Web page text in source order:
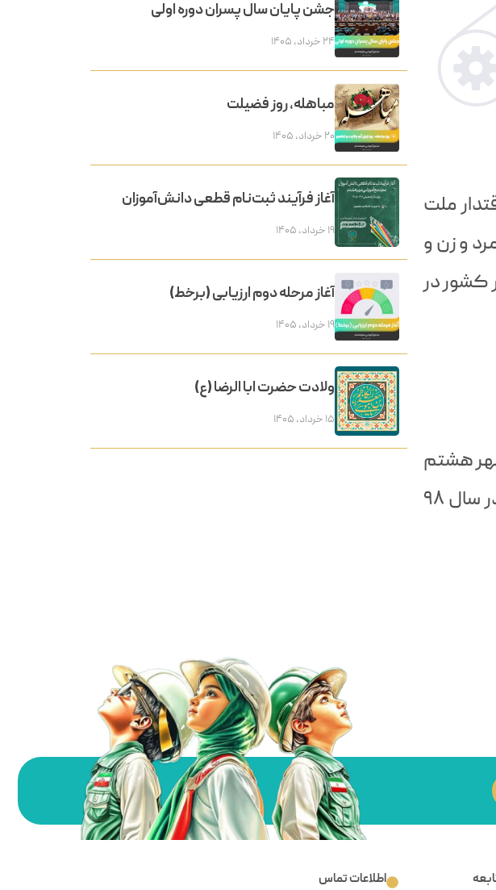
اقتدار ملت
و زن و
کشور در
هشتم
که در مراسم جشن چهل و یک سالگی انقلاب شکوهمند اسلامی در سال ۹۸
جشن پایان سال پسران دوره اولی
۲۴ خرداد, ۱۴۰۵
مباهله، روز فضیلت
۲۰ خرداد, ۱۴۰۵
آغاز فرآیند ثبت‌نام قطعی دانش‌آموزان
۱۹ خرداد, ۱۴۰۵
آغاز مرحله دوم ارزیابی (برخط)
۱۹ خرداد, ۱۴۰۵
ولادت حضرت ابا الرضا (ع)
۱۵ خرداد, ۱۴۰۵
اطلاعات تماس